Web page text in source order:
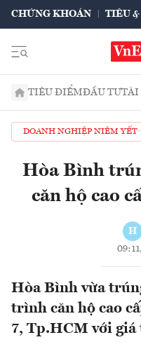
CHỨNG KHOÁN TIÊU
TIÊU ĐIỂMĐẦU TƯTÀI
DOANH NGHIỆP NIÊM YẾT
Hòa Bình
căn hộ cao
H
Hòa Bình vừa
trình căn hộ cao
7, Tp.HCM với